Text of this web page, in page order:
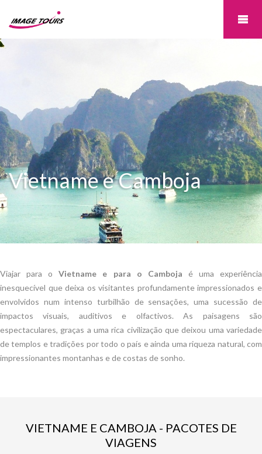
Vietname e Camboja
Viajar para o Vietname e para o Camboja é uma experiência
inesquecível que deixa os visitantes profundamente impressionados e
envolvidos num intenso turbilhão de sensações, uma sucessão de
impactos visuais, auditivos e olfactivos. As paisagens são
espectaculares, graças a uma rica civilização que deixou uma variedade
de templos e tradições por todo o país e ainda uma riqueza natural, com
impressionantes montanhas e de costas de sonho.
VIETNAME E CAMBOJA - PACOTES DE
VIAGENS